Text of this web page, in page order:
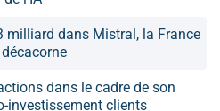
milliard dans Mistral, la France
dans le cadre de son
investissement clients